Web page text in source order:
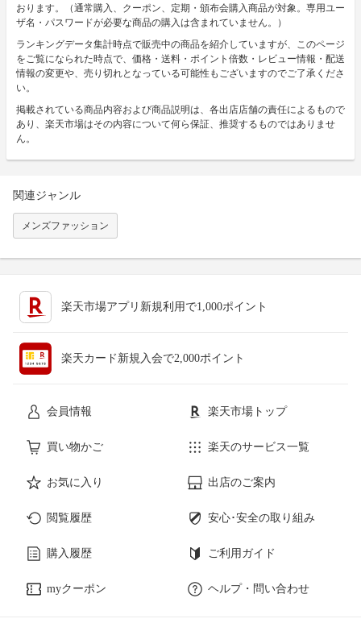
おります。（通常購入、クーポン、定期・頒布会購入商品が対象。専用ユー
ザ名・パスワードが必要な商品の購入は含まれていません。）
ランキングデータ集計時点で販売中の商品を紹介していますが、このページ
をご覧になられた時点で、価格・送料・ポイント倍数・レビュー情報・配送
情報の変更や、売り切れとなっている可能性もございますのでご了承くださ
い。
掲載されている商品内容および商品説明は、各出店店舗の責任によるもので
あり、楽天市場はその内容について何ら保証、推奨するものではありませ
ん。
関連ジャンル
メンズファッション
楽天市場アプリ新規利用で1,000ポイント
楽天カード新規入会で2,000ポイント
会員情報 楽天市場トップ
買い物かご 楽天のサービス一覧
お気に入り 出店のご案内
閲覧履歴 安心･安全の取り組み
購入履歴 ご利用ガイド
myクーポン ヘルプ・問い合わせ